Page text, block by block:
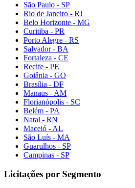
São Paulo - SP
Rio de Janeiro - RJ
Belo Horizonte - MG
Curitiba - PR
Porto Alegre - RS
Salvador - BA
Fortaleza - CE
Recife - PE
Goiânia - GO
Brasília - DF
Manaus - AM
Florianópolis - SC
Belém - PA
Natal - RN
Maceió - AL
São Luís - MA
Guarulhos - SP
Campinas - SP
Licitações por Segmento